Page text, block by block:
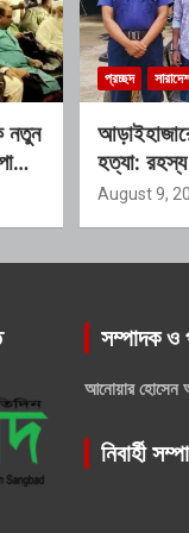
নতুন
প্রচ্ছদ সারাদেশ
হত্যা:
August 9,
সম্পাদক ও
আনোয়ার হোসেন
নিবার্হী